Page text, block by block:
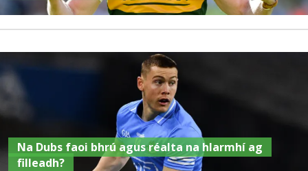
Na Dubs faoi bhrú agus réalta na hIarmhí ag
filleadh?